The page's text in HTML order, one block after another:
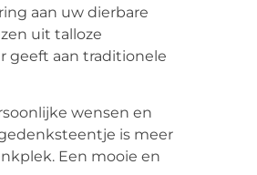
aan uw dierbare
uit talloze
geeft aan traditionele
wensen en
is meer
Een mooie en